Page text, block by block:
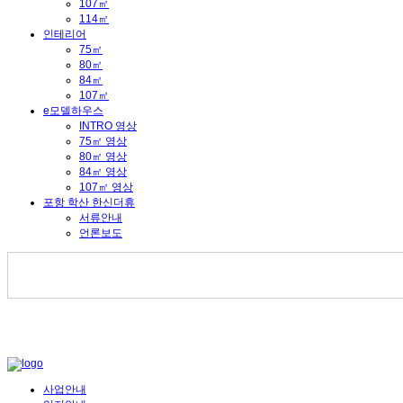
107㎡
114㎡
인테리어
75㎡
80㎡
84㎡
107㎡
e모델하우스
INTRO 영상
75㎡ 영상
80㎡ 영상
84㎡ 영상
107㎡ 영상
포항 학산 한신더휴
서류안내
언론보도
사업안내